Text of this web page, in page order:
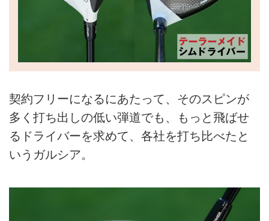
契約フリーになるにあたって、そのスピンが
多く打ち出しの低い弾道でも、もっと飛ばせ
るドライバーを求めて、各社を打ち比べたと
いうガルシア。